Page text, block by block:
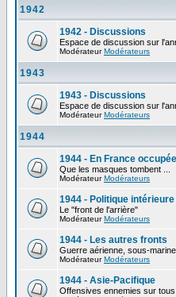
1942
1942 - Discussions
Espace de discussion sur
ModérateurModérateurs
1943
1943 - Discussions
Espace de discussion sur
ModérateurModérateurs
1944
1944 - En France occupée
Que les masques tombent ...
ModérateurModérateurs
1944 - Politique
Le "front de l'arrière"
ModérateurModérateurs
1944 - Les autres fronts
Guerre aérienne, sous-
ModérateurModérateurs
1944 - Asie-Pacifique
Offensives ennemies sur